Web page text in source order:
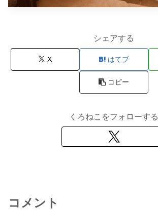
シェアする
X はてブ
コピー
くろねこをフォローする
コメント